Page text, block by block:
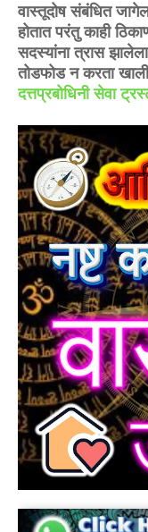
वास्तूदोष संबंधित
होतात परंतु काही
सदस्यांना त्रास
तोडफोड न करता
दत्तप्रबोधिनी सेवा